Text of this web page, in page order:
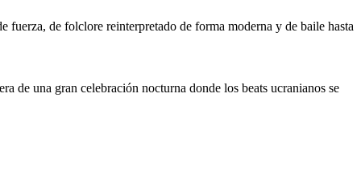
de folclore reinterpretado de forma moderna y de baile hasta
de una gran celebración nocturna donde los beats ucranianos se